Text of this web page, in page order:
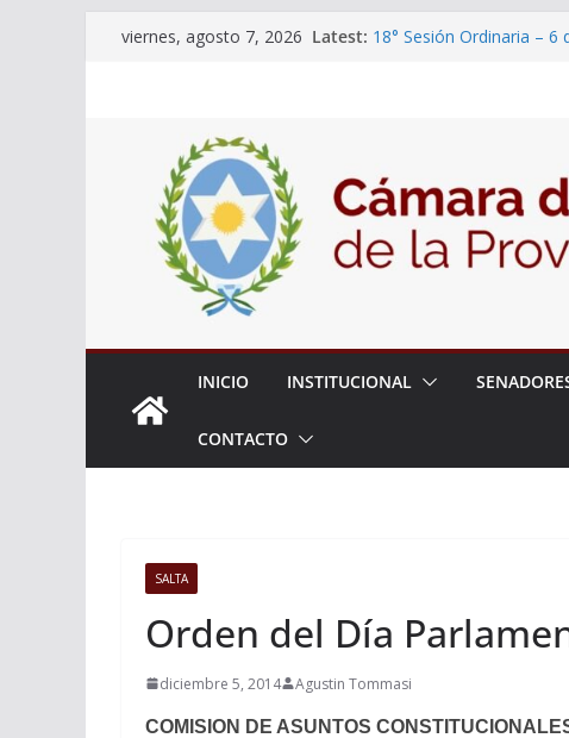
Skipviernes, agosto 7, 2026 Latest: 18° Sesión Ordinaria – 6
Expte. Nº 90-34.516/
de Protección y Control
INICIO INSTITUCIONAL
CONTACTO
SALTA
Orden del Día
diciembre 5, 2014 Agustin Tommasi
COMISION DE ASUNTOS